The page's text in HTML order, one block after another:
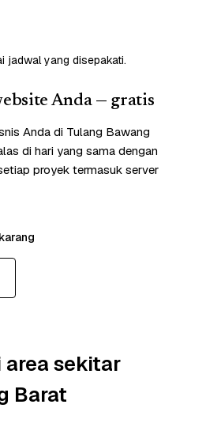
jadwal yang disepakati.
Anda — gratis
Anda di Tulang Bawang
di hari yang sama dengan
proyek termasuk server
sekitar
Barat